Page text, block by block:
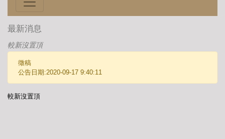
最新消息
較新沒置頂
徵稿
公告日期:2020-09-17 9:40:11
較新沒置頂